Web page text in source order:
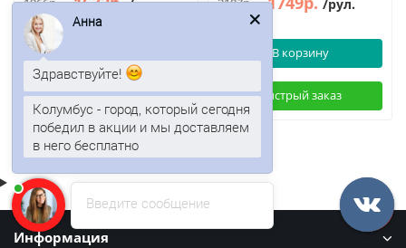
/рул.
Быстрый заказ
/рул.
В корзину
Быстрый заказ
Информация
Введите сообщение
Анна
Здравствуйте!
Колумбус - город, который сегодня
победил в акции и мы доставляем
в него бесплатно